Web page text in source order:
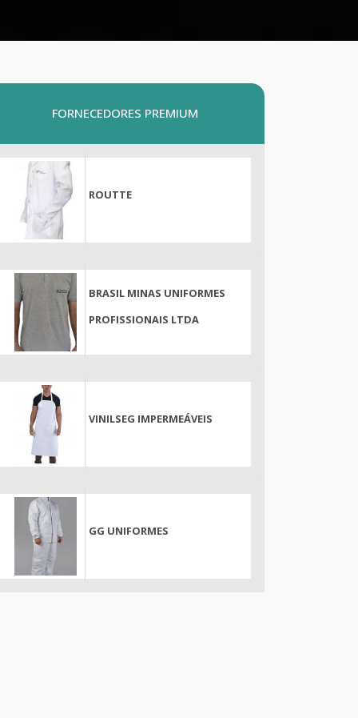
FORNECEDORES PREMIUM
ROUTTE
BRASIL MINAS UNIFORMES
PROFISSIONAIS LTDA
VINILSEG IMPERMEÁVEIS
GG UNIFORMES